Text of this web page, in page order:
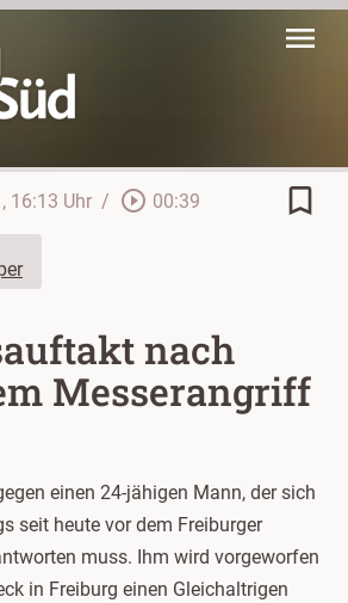
menu
, 16:13 Uhr / play_circle_outline 00:39 bookmark_border
nach
Messerangriff
einen 24-jähigen Mann, der sich
seit heute vor dem Freiburger
muss. Ihm wird vorgeworfen
in Freiburg einen Gleichaltrigen